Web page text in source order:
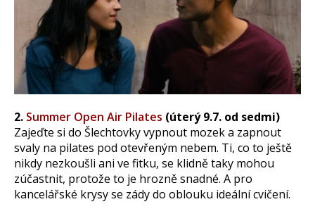
2. Summer Open Air Pilates (úterý 9.7. od sedmi)
Zajeďte si do Šlechtovky vypnout mozek a zapnout
svaly na pilates pod otevřeným nebem. Ti, co to ještě
nikdy nezkoušli ani ve fitku, se klidně taky mohou
zúčastnit, protože to je hrozně snadné. A pro
kancelářské krysy se zády do oblouku ideální cvičení.